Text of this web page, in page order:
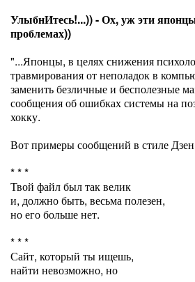
УлыбнИтесь!...)) - Ох, уж эти
проблемах))
"...Японцы, в целях снижения
травмирования от неполадок в
заменить безличные и бесполезные
сообщения об ошибках системы на
хокку.
Вот примеры сообщений в стиле
* * *
Твой файл был так велик
и, должно быть, весьма полезен,
но его больше нет.
* * *
Сайт, который ты ищешь,
найти невозможно, но